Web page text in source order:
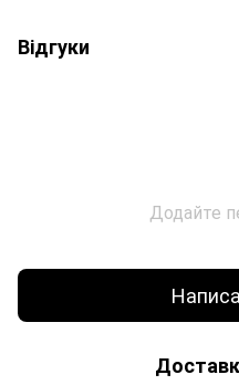
Відгуки
Додайте